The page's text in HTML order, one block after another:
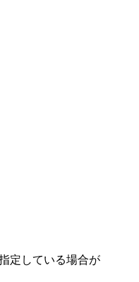
定している場合が